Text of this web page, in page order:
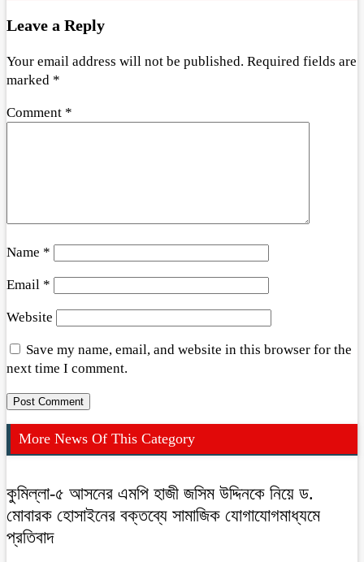
Leave a Reply
Your email address will not be published. Required fields are
marked *
Comment *
Name *
Email *
Website
Save my name, email, and website in this browser for the
next time I comment.
More News Of This Category
কুমিল্লা-৫ আসনের এমপি হাজী জসিম উদ্দিনকে নিয়ে ড.
মোবারক হোসাইনের বক্তব্যে সামাজিক যোগাযোগমাধ্যমে
প্রতিবাদ